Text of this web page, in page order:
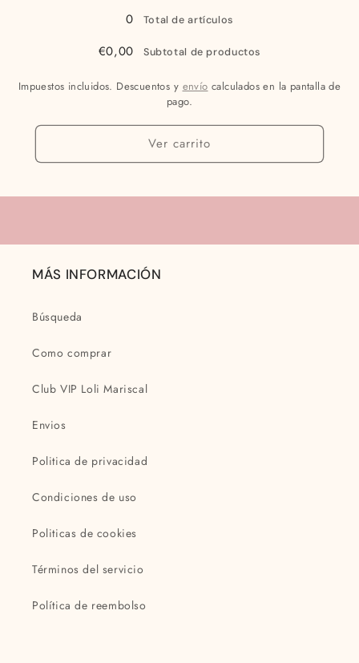
0
Total de artículos
€0,00 Subtotal de productos
Impuestos incluidos. Descuentos y envío calculados en la pantalla de
pago.
Ver carrito
MÁS INFORMACIÓN
Búsqueda
Como comprar
Club VIP Loli Mariscal
Envios
Politica de privacidad
Condiciones de uso
Politicas de cookies
Términos del servicio
Política de reembolso